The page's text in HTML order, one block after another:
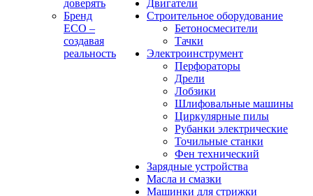
доверять
Бренд
ECO –
создавая
реальность
Двигатели
Строительное оборудование
Бетоносмесители
Тачки
Электроинструмент
Перфораторы
Дрели
Лобзики
Шлифовальные машины
Циркулярные пилы
Рубанки электрические
Точильные станки
Фен технический
Зарядные устройства
Масла и смазки
Машинки для стрижки